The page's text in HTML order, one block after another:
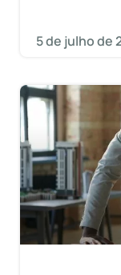
5 de julho de